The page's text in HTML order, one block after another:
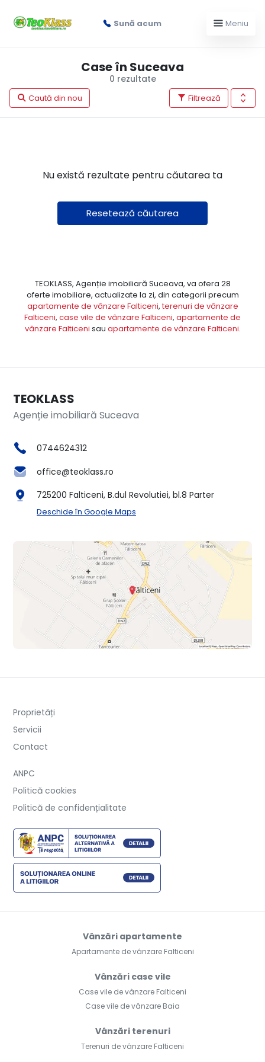
Sună acum Meniu
0 rezultate
Case în Suceava
Filtrează
Caută din nou
Nu există rezultate pentru căutarea ta
Resetează căutarea
TEOKLASS, Agenție imobiliară Suceava, va ofera 28
oferte imobiliare, actualizate la zi, din categorii precum
apartamente de vânzare Falticeni,terenuri de vânzare
Falticeni, case vile de vânzare Falticeni, apartamente de
vânzare Falticeni sau apartamente de vânzare Falticeni.
TEOKLASS
Agenție imobiliară Suceava
0744624312
office@teoklass.ro
725200 Falticeni, B.dul Revolutiei, bl.8 Parter
Deschide în Google Maps
Proprietăți
Servicii
Contact
ANPC
Politică cookies
Politică de confidențialitate
Vânzări apartamente
Apartamente de vânzare Falticeni
Vânzări case vile
Case vile de vânzare Falticeni
Case vile de vânzare Baia
Vânzări terenuri
Terenuri de vânzare Falticeni